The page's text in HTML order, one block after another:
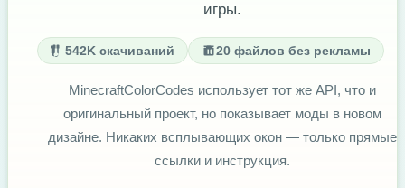
игры.
542K скачиваний 20 файлов без рекламы
MinecraftColorCodes использует тот же API, что и
оригинальный проект, но показывает моды в новом
дизайне. Никаких всплывающих окон — только прямые
ссылки и инструкция.